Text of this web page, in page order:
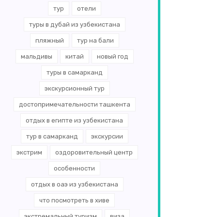
тур отели
туры в дубай из узбекистана
пляжный тур на бали
мальдивы китай новый год
туры в самарканд
экскурсионный тур
достопримечательности ташкента
отдых в египте из узбекистана
тур в самарканд экскурсии
экстрим оздоровительный центр
особенности
отдых в оаэ из узбекистана
что посмотреть в хиве